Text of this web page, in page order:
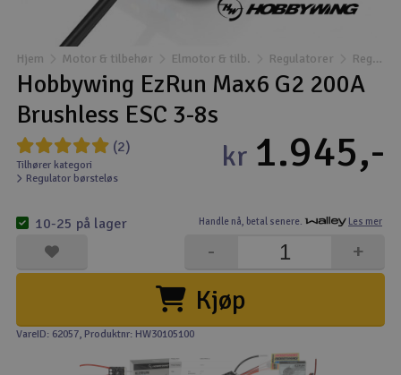
Båter
Droner
Droner for FPV
Fly
Helikopter
Kamerautstyr
Modellbygging, LEGO & byggesett
Modelljernbane
Hjem Motor & tilbehør Elmotor & tilb. Regulatorer Regulator børsteløs
Hobbywing EzRun Max6 G2 200A
Brushless ESC 3-8s
(2)
Tilhører kategori
Regulator børsteløs
Handle nå, betal senere. Les mer
kr 1.945,-
Kjøp
+
-
10-25 på lager
VareID: 62057, Produktnr: HW30105100